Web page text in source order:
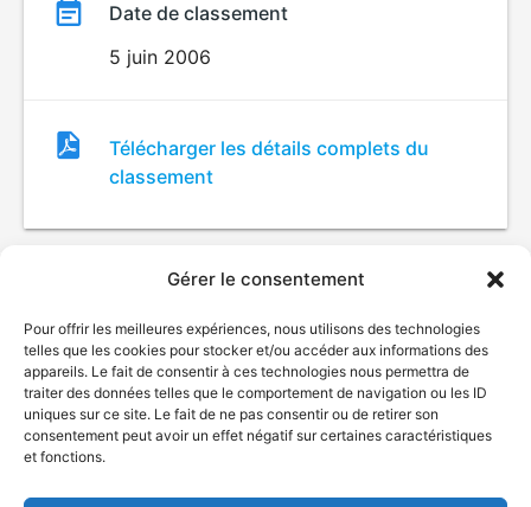
Gérer le consentement
Pour offrir les meilleures expériences, nous utilisons des technologies
telles que les cookies pour stocker et/ou accéder aux informations des
appareils. Le fait de consentir à ces technologies nous permettra de
traiter des données telles que le comportement de navigation ou les ID
uniques sur ce site. Le fait de ne pas consentir ou de retirer son
consentement peut avoir un effet négatif sur certaines caractéristiques
et fonctions.
Date de classement
5 juin 2006
Fichier
de
classement
Télécharger les détails complets du
classement
© Gouvernement du Québec, 2026
Plan du site